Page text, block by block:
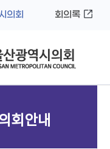
의회 회의록
회안내